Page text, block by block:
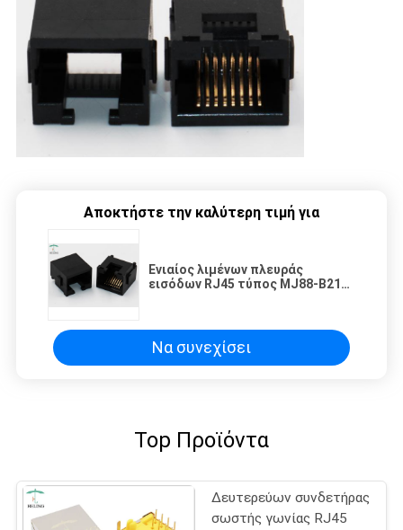
Αποκτήστε την καλύτερη τιμή για
Ενιαίος λιμένων πλευράς
εισόδων RJ45 τύπος MJ88-B211-
μορφωματικός
Να συνεχίσει
Top Προϊόντα
Δευτερεύων συνδετήρας
σωστής γωνίας RJ45